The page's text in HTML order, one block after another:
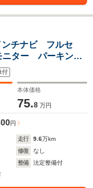
チナビ フルセ
ター パーキング
ジェンシーブレー
イト ETC シート
付
本体価格
75.8 万円
円
走行 9.6万km
修復
なし
整備
法定整備付